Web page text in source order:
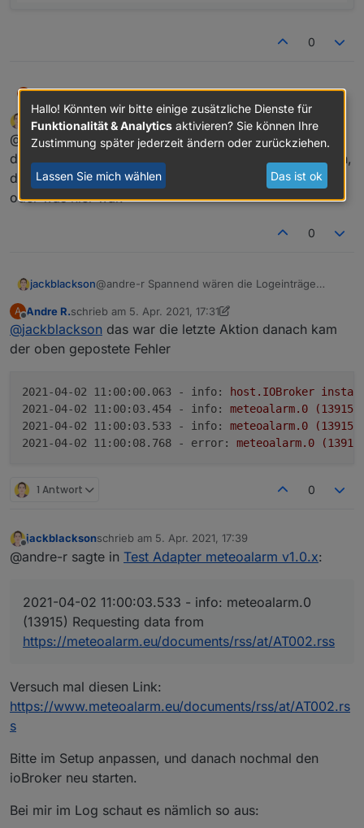
0
A Andre R.@jackblacksondiese Meldung kommt
Offline
jackblacksonschrieb am5. Apr. 2021, 15:46
zuletzt editiert von
@andre-r Spannend wären die Logeinträge zwischen
dem letzten Mal, wo es funktioniert, und diesen Fehlern,
da könnte man sehen ob er ordentlich beendet hat,
oder was hier war.
0
jackblackson@andre-r Spannend wären die Logeinträge
und diesen Fehlern, da könnte man sehen ob er
ordentlich beendet hat, oder was hier war.
A
Offline
Andre R.schrieb am 5. Apr. 2021, 17:31
zuletzt editiert von Andre R.4. Mai 2021, 19:32
@jackblackson das war die letzte Aktion danach kam
der oben gepostete Fehler
2021-04-02 11:00:00.063 - info: host.IOBroker
2021-04-02 11:00:03.454 - info:
meteoalarm.0
(13915)
2021-04-02 11:00:03.533 - info:
meteoalarm.0
(13915)
2021-04-02 11:00:08.768 - error:
meteoalarm.0
1 Antwort 0
Offline
jackblacksonschrieb am 5. Apr. 2021, 17:39
zuletzt editiert von
@andre-r sagte in Test Adapter meteoalarm v1.0.x:
2021-04-02 11:00:03.533 - info: meteoalarm.0
(13915) Requesting data from
https://meteoalarm.eu/documents/rss/at/AT002.rss
Versuch mal diesen Link:
https://www.meteoalarm.eu/documents/rss/at/AT002.rs
s
Bitte im Setup anpassen, und danach nochmal den
ioBroker neu starten.
Bei mir im Log schaut es nämlich so aus:
Hallo! Könnten wir bitte einige zusätzliche Dienste für
Funktionalität & Analytics aktivieren? Sie können Ihre
Zustimmung später jederzeit ändern oder zurückziehen.
Lassen Sie mich wählen Das ist ok